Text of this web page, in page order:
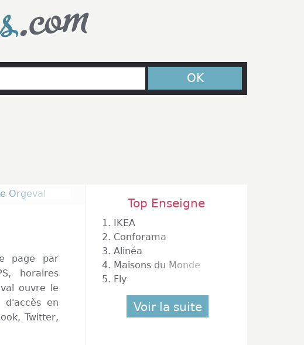
.com
OK
Orgeval
page par
horaires
ouvre le
d'accès en
Twitter,
Top Enseigne
1. IKEA
2. Conforama
3. Alinéa
4. Maisons du Monde
5. Fly
Voir la suite